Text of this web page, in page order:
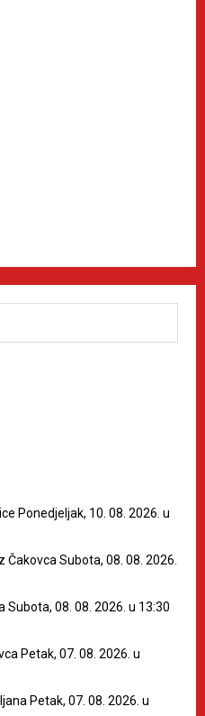
Ponedjeljak, 10. 08. 2026. u
Čakovca Subota, 08. 08. 2026.
Subota, 08. 08. 2026. u 13:30
Petak, 07. 08. 2026. u
Petak, 07. 08. 2026. u